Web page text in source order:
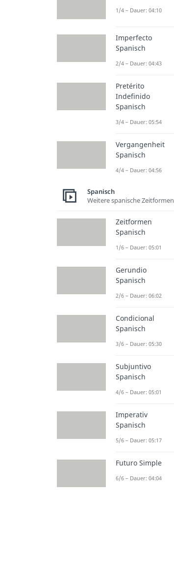
1/4 – Dauer: 04:10
Imperfecto
Spanisch
2/4 – Dauer: 04:43
Pretérito
Indefinido
Spanisch
3/4 – Dauer: 05:54
Vergangenheit
Spanisch
4/4 – Dauer: 04:56
Spanisch
Weitere spanische Zeitformen
Zeitformen
Spanisch
1/6 – Dauer: 05:01
Gerundio
Spanisch
2/6 – Dauer: 06:02
Condicional
Spanisch
3/6 – Dauer: 05:30
Subjuntivo
Spanisch
4/6 – Dauer: 05:01
Imperativ
Spanisch
5/6 – Dauer: 05:17
Futuro Simple
6/6 – Dauer: 04:04